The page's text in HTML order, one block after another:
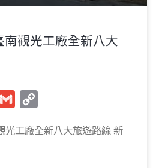
南觀光工廠全新八大
Gmail
光工廠全新八大旅遊路線 新